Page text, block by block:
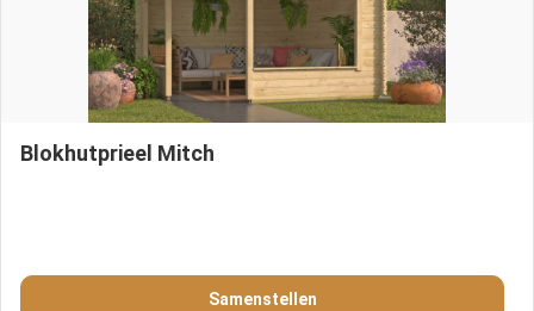
Blokhutprieel Mitch
Samenstellen